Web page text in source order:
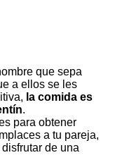
que sepa
a ellos se les
la comida es
.
para obtener
a tu pareja,
de una